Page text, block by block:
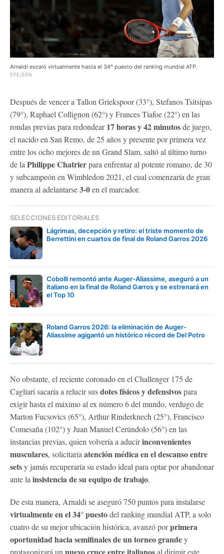
Arnaldi escaló virtualmente hasta el 34° puesto del ranking mundial ATP.
EFE/EPA
Después de vencer a Tallon Griekspoor (33°), Stefanos Tsitsipas
(79°), Raphael Collignon (62°) y Frances Tiafoe (22°) en las
rondas previas para redondear17 horas y 42 minutosde juego,
el nacido en San Remo, de 25 años y presente por primera vez
entre los ocho mejores de un Grand Slam, saltó al último turno
de la Philippe Chatrierpara enfrentar al potente romano, de 30
y subcampeón en Wimbledon 2021, el cual comenzaría de gran
manera al adelantarse3-0en el marcador.
SELECCIONES EDITORIALES
Lágrimas, decepción y retiro: el triste momento de
Berrettini en cuartos de final de Roland Garros 2026
Cobolli remontó ante Auger-Aliassime, aseguró a un
italiano en la final de Roland Garros y se estrenará en
el Top 10
Roland Garros 2026: la eliminación de Auger-
Aliassime agigantó un histórico récord de Del Potro
No obstante, el reciente coronado en el Challenger 175 de
Cagliari sacaría a relucir susdotes físicos y defensivospara
exigir hasta el máximo al ex número 6 del mundo, verdugo de
Marton Fucsovics (65°), Arthur Rinderknech (25°), Francisco
Comesaña (102°) y Juan Manuel Cerúndolo (56°) en las
instancias previas, quien volvería a aducirinconvenientes
musculares, solicitaría atención médica en el descanso entre
setsy jamás recuperaría su estado ideal para optar por abandonar
ante la insistencia de su equipo de trabajo.
De esta manera, Arnaldi se aseguró 750 puntos para instalarse
virtualmente en el 34° puestodel ranking mundial ATP, a solo
cuatro de su mejor ubicación histórica, avanzó porprimera
oportunidad hacia semifinales de un torneo grandey
protagonizará un nuevo cruce entre italianosal dirimir este